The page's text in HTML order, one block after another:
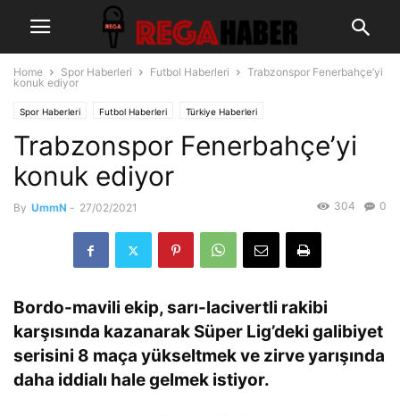
Home Spor Haberleri Futbol Haberleri
Trabzonspor Fenerbahçe’yi
konuk ediyor
Spor Haberleri Futbol Haberleri Türkiye Haberleri
Trabzonspor Fenerbahçe’yi
konuk ediyor
By UmmN - 27/02/2021 0
304
Bordo-mavili ekip, sarı-lacivertli rakibi
karşısında kazanarak Süper Lig’deki galibiyet
serisini 8 maça yükseltmek ve zirve yarışında
daha iddialı hale gelmek istiyor.